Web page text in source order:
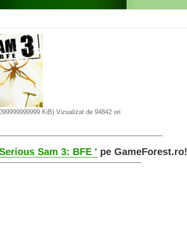
KiB) Vizualizat de 94842 ori
Sam 3: BFE ' pe GameForest.ro!